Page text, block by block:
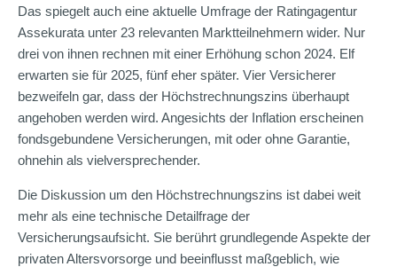
Das spiegelt auch eine aktuelle Umfrage der Ratingagentur
Assekurata unter 23 relevanten Marktteilnehmern wider. Nur
drei von ihnen rechnen mit einer Erhöhung schon 2024. Elf
erwarten sie für 2025, fünf eher später. Vier Versicherer
bezweifeln gar, dass der Höchstrechnungszins überhaupt
angehoben werden wird. Angesichts der Inflation erscheinen
fondsgebundene Versicherungen, mit oder ohne Garantie,
ohnehin als vielversprechender.
Die Diskussion um den Höchstrechnungszins ist dabei weit
mehr als eine technische Detailfrage der
Versicherungsaufsicht. Sie berührt grundlegende Aspekte der
privaten Altersvorsorge und beeinflusst maßgeblich, wie